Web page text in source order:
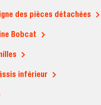
des pièces détachées
Bobcat
inférieur